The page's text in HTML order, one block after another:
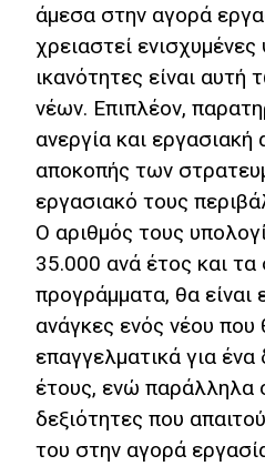
Ψηφιακή
Δεκαετία
Προτείνετε
την ιδέα
σας
Αναζήτησης
Βίβλος Ψηφιακού
Μετασχηματισμού
English
άμεσα στην αγορά
χρειαστεί
ικανότητες είναι
νέων. Επιπλέον,
ανεργία και
αποκοπής των
εργασιακό τους
Ο αριθμός τους
35.000 ανά έτος και τα
προγράμματα, θα είναι
ανάγκες ενός νέου που
επαγγελματικά για ένα
έτους, ενώ παράλληλα
δεξιότητες που
του στην αγορά